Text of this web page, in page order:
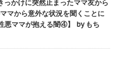
っかけに突然止まったママ友から
マから意外な状況を聞くことに
悪ママが抱える闇④】 by もち